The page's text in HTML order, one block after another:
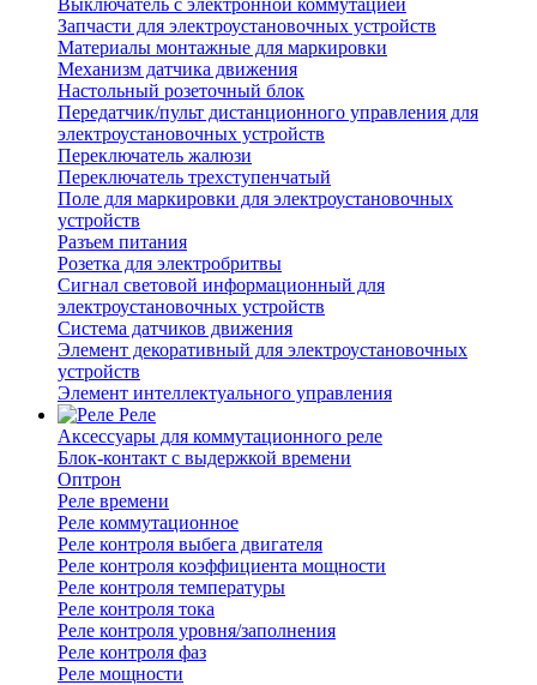
Выключатель с электронной коммутацией
Запчасти для электроустановочных устройств
Материалы монтажные для маркировки
Механизм датчика движения
Настольный розеточный блок
Передатчик/пульт дистанционного управления для
электроустановочных устройств
Переключатель жалюзи
Переключатель трехступенчатый
Поле для маркировки для электроустановочных
устройств
Разъем питания
Розетка для электробритвы
Сигнал световой информационный для
электроустановочных устройств
Система датчиков движения
Элемент декоративный для электроустановочных
устройств
Элемент интеллектуального управления
Реле
Аксессуары для коммутационного реле
Блок-контакт с выдержкой времени
Оптрон
Реле времени
Реле коммутационное
Реле контроля выбега двигателя
Реле контроля коэффициента мощности
Реле контроля температуры
Реле контроля тока
Реле контроля уровня/заполнения
Реле контроля фаз
Реле мощности